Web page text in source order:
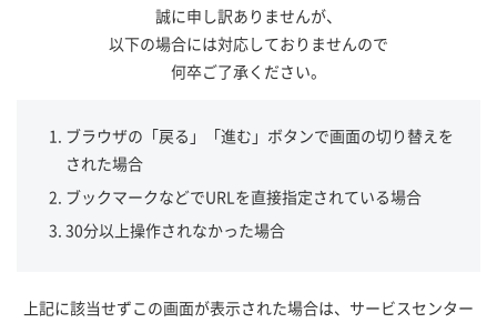
誠に申し訳ありませんが、
以下の場合には対応しておりませんので
何卒ご了承ください。
ブラウザの「戻る」「進む」ボタンで画面の切り替えを
された場合
ブックマークなどでURLを直接指定されている場合
30分以上操作されなかった場合
上記に該当せずこの画面が表示された場合は、サービスセンター